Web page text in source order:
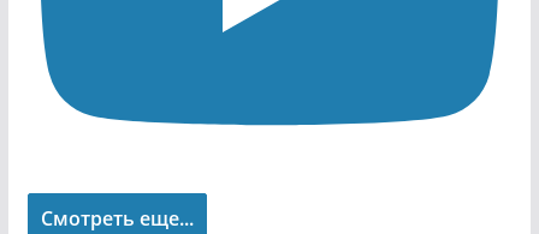
Смотреть еще...